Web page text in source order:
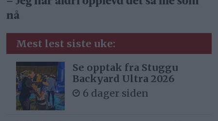
nå
Mest lest siste uke:
Se opptak fra Stuggu
Backyard Ultra 2026
6 dager siden